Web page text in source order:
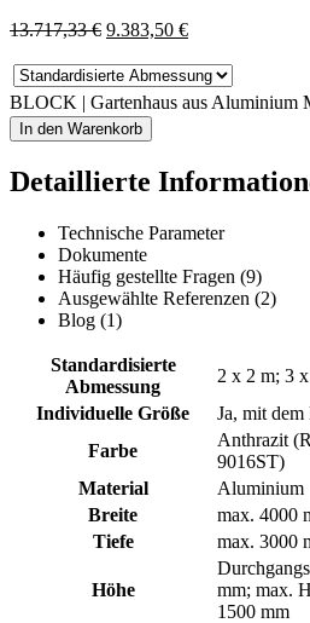
13.717,33€ 9.383,50 €
BLOCK | Gartenhaus aus Aluminium
In den Warenkorb
Detaillierte
Technische Parameter
Dokumente
Häufig gestellte Fragen (9)
Ausgewählte Referenzen (2)
Blog (1)
Standardisierte
Abmessung
2 x 2 m; 3
Individuelle Größe
Ja, mit
Farbe
Anthrazit
9016ST)
Material
Aluminium
Breite
max. 4000
Tiefe
max. 3000
Höhe
mm; max.
1500 mm